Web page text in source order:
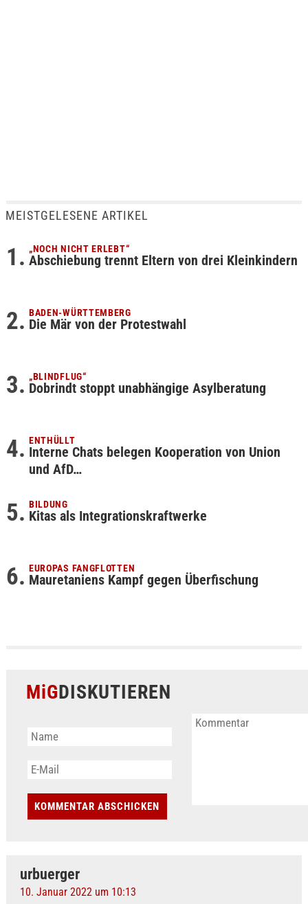
MEISTGELESENE ARTIKEL
„NOCH NICHT ERLEBT“
Abschiebung trennt Eltern von drei Kleinkindern
BADEN-WÜRTTEMBERG
Die Mär von der Protestwahl
„BLINDFLUG“
Dobrindt stoppt unabhängige Asylberatung
ENTHÜLLT
Interne Chats belegen Kooperation von Union
und AfD…
BILDUNG
Kitas als Integrationskraftwerke
EUROPAS FANGFLOTTEN
Mauretaniens Kampf gegen Überfischung
MiGDISKUTIEREN
urbuerger
10. Januar 2022 um 10:13